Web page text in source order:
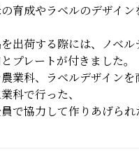
育成やラベルのデザイ
出荷する際には、ノベ
プレートが付きました。
業科、ラベルデザインを
科で行った、
で協力して作りあげられ